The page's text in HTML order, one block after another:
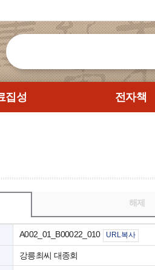
집성 전자책
해제
A002_01_B00022_010 URL복사
강릉최씨 대종회